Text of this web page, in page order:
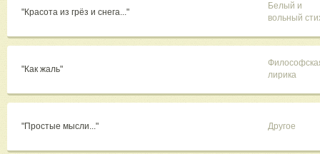
"Красота из грёз и снега..."
Белый и
вольный
"Как жаль"
лирика
"Простые мысли..." Другое